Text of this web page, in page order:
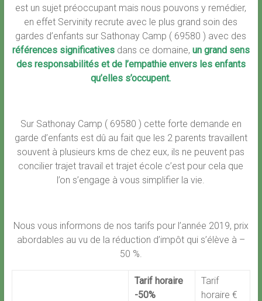
est un sujet préoccupant mais nous pouvons y remédier,
en effet Servinity recrute avec le plus grand soin des
gardes d’enfants sur Sathonay Camp ( 69580 ) avec des
références significatives dans ce domaine, un grand sens
des responsabilités et de l’empathie envers les enfants
qu’elles s’occupent.
Sur Sathonay Camp ( 69580 ) cette forte demande en
garde d’enfants est dû au fait que les 2 parents travaillent
souvent à plusieurs kms de chez eux, ils ne peuvent pas
concilier trajet travail et trajet école c’est pour cela que
l’on s’engage à vous simplifier la vie.
Nous vous informons de nos tarifs pour l’année 2019, prix
abordables au vu de la réduction d’impôt qui s’élève à –
50 %.
Tarif horaire
-50%
Tarif
horaire €